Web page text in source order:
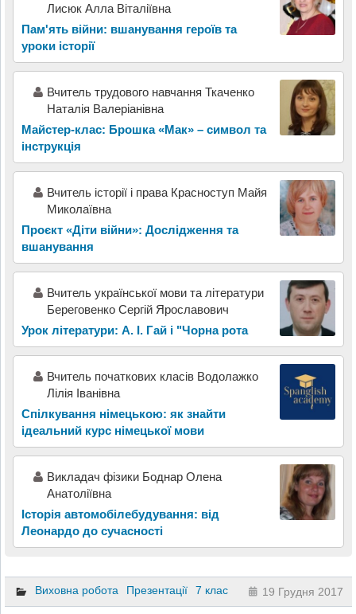
Лисюк Алла Віталіївна
Пам'ять війни: вшанування героїв та
уроки історії
Вчитель трудового навчання Ткаченко
Наталія Валеріанівна
Майстер-клас: Брошка «Мак» – символ та
інструкція
Вчитель історії і права Красноступ Майя
Миколаївна
Проєкт «Діти війни»: Дослідження та
вшанування
Вчитель української мови та літератури
Береговенко Сергій Ярославович
Урок літератури: А. І. Гай і "Чорна рота
Вчитель початкових класів Водолажко
Лілія Іванівна
Спілкування німецькою: як знайти
ідеальний курс німецької мови
Викладач фізики Боднар Олена
Анатоліївна
Історія автомобілебудування: від
Леонардо до сучасності
Виховна робота Презентації 7 клас 19 Грудня 2017